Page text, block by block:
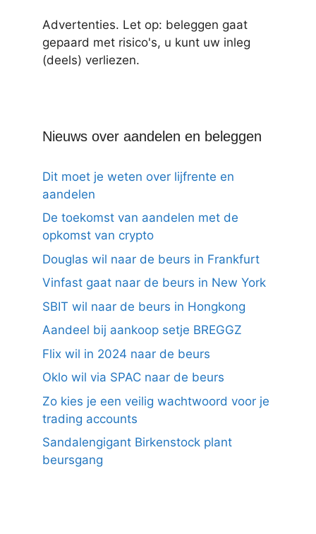
Advertenties. Let op: beleggen gaat
gepaard met risico's, u kunt uw inleg
(deels) verliezen.
Nieuws over aandelen en beleggen
Dit moet je weten over lijfrente en
aandelen
De toekomst van aandelen met de
opkomst van crypto
Douglas wil naar de beurs in Frankfurt
Vinfast gaat naar de beurs in New York
SBIT wil naar de beurs in Hongkong
Aandeel bij aankoop setje BREGGZ
Flix wil in 2024 naar de beurs
Oklo wil via SPAC naar de beurs
Zo kies je een veilig wachtwoord voor je
trading accounts
Sandalengigant Birkenstock plant
beursgang